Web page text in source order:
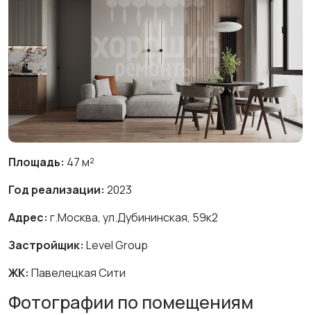
Площадь: 47 м²
Год реализации: 2023
Адрес: г.Москва, ул.Дубининская, 59к2
Застройщик: Level Group
ЖК: Павелецкая Сити
Фотографии по помещениям